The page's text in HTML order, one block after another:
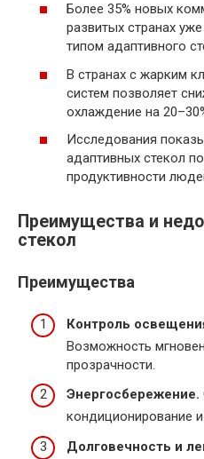
Более 35% новых
развитых странах
типом адаптивного
В странах с жарким
систем позволяет
охлаждение на
Исследования
адаптивных стекол
продуктивности
Преимущества и
стекол
Преимущества
Контроль
Возможность
прозрачности.
Энергосбережение.
кондиционирование
Долговечность и